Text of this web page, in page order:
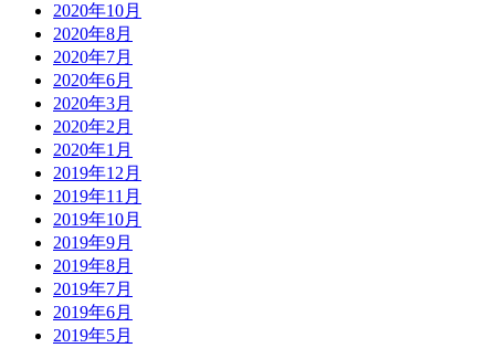
2020年10月
2020年8月
2020年7月
2020年6月
2020年3月
2020年2月
2020年1月
2019年12月
2019年11月
2019年10月
2019年9月
2019年8月
2019年7月
2019年6月
2019年5月